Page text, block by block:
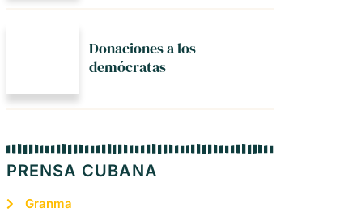
Donaciones a los
demócratas
PRENSA CUBANA
Granma